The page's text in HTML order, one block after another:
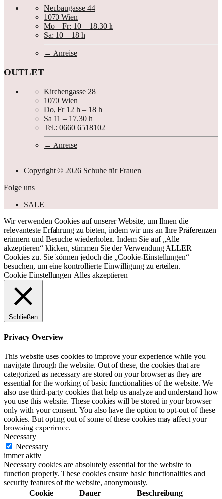
Neubaugasse 44
1070 Wien
Mo – Fr: 10 – 18.30 h
Sa: 10 – 18 h
Anreise
OUTLET
Kirchengasse 28
1070 Wien
Do, Fr 12 h – 18 h
Sa 11 – 17.30 h
Tel.: 0660 6518102
Anreise
Copyright © 2026 Schuhe für Frauen
Folge uns
SALE
Wir verwenden Cookies auf unserer Website, um Ihnen die
relevanteste Erfahrung zu bieten, indem wir uns an Ihre Präferenzen
erinnern und Besuche wiederholen. Indem Sie auf „Alle
akzeptieren“ klicken, stimmen Sie der Verwendung ALLER
Cookies zu. Sie können jedoch die „Cookie-Einstellungen“
besuchen, um eine kontrollierte Einwilligung zu erteilen.
Cookie Einstellungen Alles akzeptieren
Schließen
Privacy Overview
This website uses cookies to improve your experience while you
navigate through the website. Out of these, the cookies that are
categorized as necessary are stored on your browser as they are
essential for the working of basic functionalities of the website. We
also use third-party cookies that help us analyze and understand how
you use this website. These cookies will be stored in your browser
only with your consent. You also have the option to opt-out of these
cookies. But opting out of some of these cookies may affect your
browsing experience.
Necessary
Necessary
immer aktiv
Necessary cookies are absolutely essential for the website to
function properly. These cookies ensure basic functionalities and
security features of the website, anonymously.
Cookie
Dauer Beschreibung